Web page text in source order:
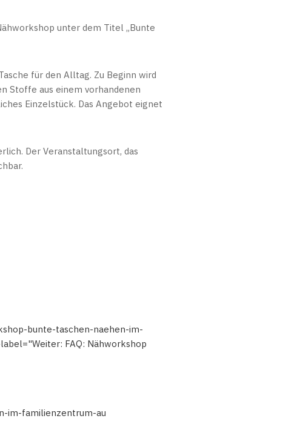
unter dem Titel „Bunte
für den Alltag. Zu Beginn wird
Stoffe aus einem vorhandenen
Einzelstück. Das Angebot eignet
Der Veranstaltungsort, das
bunte-taschen-naehen-im-
FAQ: Nähworkshop
im-familienzentrum-au